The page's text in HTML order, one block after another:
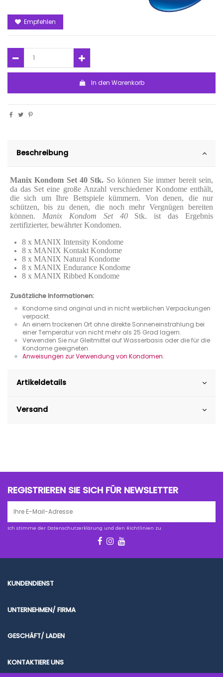
Empfehlen
In den Warenkorb
Beschreibung
Manix Kondom Set 40 Stk. So können Sie immer bereit sein,
da das Set eine große Anzahl verschiedener Kondome enthält,
die sich um Ihre Bettspiele kümmern. Von denen, die nur
schützen, bis zu denen, die noch mehr Vergnügen bereiten
können. Manix Kondom Set 40Stk. ist das Ergebnis
zertifizierter, bewährter Kondomen.
8 x MANIX Intensity Kondome
8 x MANIX Kontakt Kondome
8 x MANIX Natural Kondome
8 x MANIX Endurance Kondome
8 x MANIX Ribbed Kondome
Zusätzliche Informationen:
Kondome sind original und in nicht werblichen Verpackungen
verpackt.
An einem trockenen Ort ohne direkte Sonneneinstrahlung bei
einer Temperatur von nicht mehr als 25 Grad lagern.
Verwenden Sie nur Gleitmittel auf Wasserbasis oder die für die
Kondome geeigneten.
Anweisungen zur Verwendung von Kondomen.
Artikeldetails
Versand
REGISTRIEREN SIE SICH FÜR NEWSLETTER
Ich stimme der Datenschutzerklärung und den Richtlinien zu
KUNDENDIENST
UNTERNEHMEN/ FIRMA
GESCHÄFT/ LADEN
KONTAKTIERE UNS